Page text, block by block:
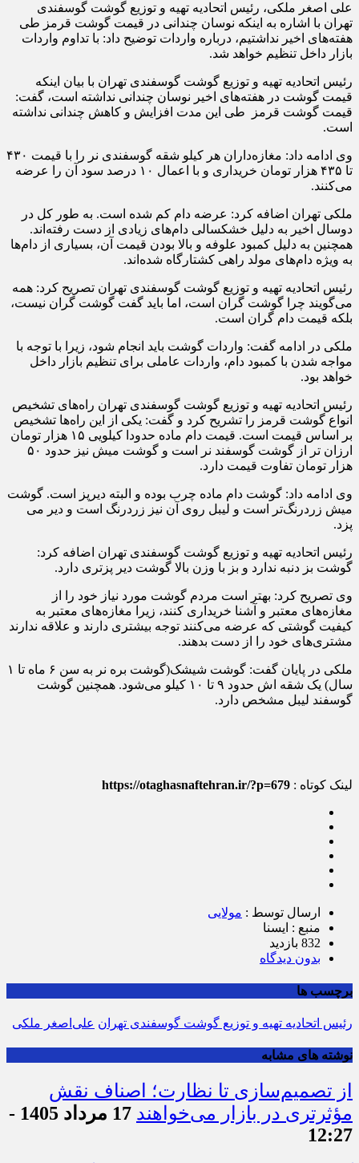
علی اصغر ملکی، رئیس اتحادیه تهیه و توزیع گوشت گوسفندی
تهران با اشاره به اینکه نوسان چندانی در قیمت گوشت قرمز طی
هفته‌های اخیر نداشتیم، درباره واردات توضیح داد: با تداوم واردات
بازار داخل تنظیم خواهد شد.
رئیس اتحادیه تهیه و توزیع گوشت گوسفندی تهران با بیان اینکه
قیمت گوشت در هفته‌های اخیر نوسان چندانی نداشته است، گفت:
قیمت گوشت قرمز طی این مدت افزایش و کاهش چندانی نداشته
است.
وی ادامه داد: مغازه‌داران هر کیلو شقه گوسفندی نر را با قیمت ۴۳۰
تا ۴۳۵ هزار تومان خریداری و با اعمال ۱۰ درصد سود آن را عرضه
می‌کنند.
ملکی تهران اضافه کرد: عرضه دام کم شده است. به طور کل در
دوسال اخیر به دلیل خشکسالی دام‌های زیادی از دست رفته‌اند.
همچنین به دلیل کمبود علوفه و بالا بودن قیمت آن، بسیاری از دام‌ها
به ویژه دام‌های مولد راهی کشتارگاه شده‌اند.
رئیس اتحادیه تهیه و توزیع گوشت گوسفندی تهران تصریح کرد: همه
می‌گویند چرا گوشت گران است، اما باید گفت گوشت گران نیست،
بلکه قیمت دام گران است.
ملکی در ادامه گفت: واردات گوشت باید انجام شود، زیرا با توجه با
مواجه شدن با کمبود دام، واردات عاملی برای تنظیم بازار داخل
خواهد بود.
رئیس اتحادیه تهیه و توزیع گوشت گوسفندی تهران راه‌های تشخیص
انواع گوشت قرمز را تشریح کرد و گفت: یکی از این راه‌ها تشخیص
بر اساس قیمت است. قیمت دام ماده حدودا کیلویی ۱۵ هزار تومان
ارزان تر از گوشت گوسفند نر است و گوشت میش نیز حدود ۵۰
هزار تومان تفاوت قیمت دارد.
وی ادامه داد: گوشت دام ماده چرب بوده و البته دیرپز است. گوشت
میش زردرنگ‌تر است و لیبل روی آن نیز زردرنگ است و دیر می
پزد.
رئیس اتحادیه تهیه و توزیع گوشت گوسفندی تهران اضافه کرد:
گوشت بز دنبه ندارد و بز با وزن بالا گوشت دیر پزتری دارد.
وی تصریح کرد: بهتر است مردم گوشت مورد نیاز خود را از
مغازه‌های معتبر و آشنا خریداری کنند، زیرا مغازه‌های معتبر به
کیفیت گوشتی که عرضه می‌کنند توجه بیشتری دارند و علاقه ندارند
مشتری‌های خود را از دست بدهند.
ملکی در پایان گفت: گوشت شیشک(گوشت بره نر به سن ۶ ماه تا ۱
سال) یک شقه اش حدود ۹ تا ۱۰ کیلو می‌شود. همچنین گوشت
گوسفند لیبل مشخص دارد.
لینک کوتاه : https://otaghasnaftehran.ir/?p=679
ارسال توسط : مولایی
منبع : ایسنا
832 بازدید
بدون دیدگاه
برچسب ها
رئیس اتحادیه تهیه و توزیع گوشت گوسفندی تهران علی‌اصغر ملکی
نوشته های مشابه
از تصمیم‌سازی تا نظارت؛ اصناف نقش
مؤثرتری در بازار می‌خواهند
17 مرداد 1405 -
12:27